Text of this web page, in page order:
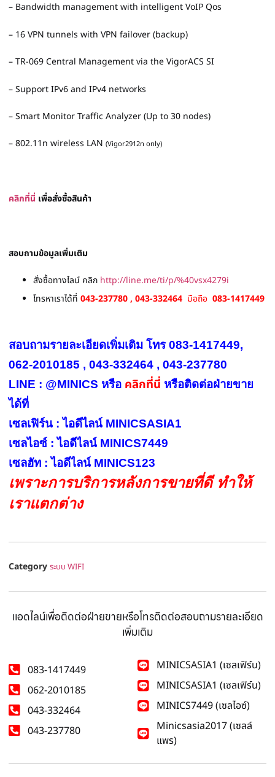
– Bandwidth management with intelligent VoIP Qos
– 16 VPN tunnels with VPN failover (backup)
– TR-069 Central Management via the VigorACS SI
– Support IPv6 and IPv4 networks
– Smart Monitor Traffic Analyzer (Up to 30 nodes)
– 802.11n wireless LAN (Vigor2912n only)
คลิกที่นี่ เพื่อสั่งซื้อสินค้า
สอบถามข้อมูลเพิ่มเติม
สั่งซื้อทางไลน์ คลิก http://line.me/ti/p/%40vsx4279i
โทรหาเราได้ที่ 043-237780 , 043-332464 มือถือ 083-1417449
สอบถามรายละเอียดเพิ่มเติม โทร 083-1417449,
062-2010185 , 043-332464 , 043-237780
LINE : @MINICS หรือ คลิกที่นี่ หรือติดต่อฝ่ายขาย
ได้ที่
เซลเฟิร์น : ไอดีไลน์ MINICSASIA1
เซลไอซ์ : ไอดีไลน์ MINICS7449
เซลฮัท : ไอดีไลน์ MINICS123
เพราะการบริการหลังการขายที่ดี ทำให้
เราแตกต่าง
Category ระบบ WIFI
แอดไลน์เพื่อติดต่อฝ่ายขายหรือโทรติดต่อสอบถามรายละเอียด
เพิ่มเติม
083-1417449
062-2010185
043-332464
043-237780
MINICSASIA1 (เซลเฟิร์น)
MINICSASIA1 (เซลเฟิร์น)
MINICS7449 (เซลไอซ์)
Minicsasia2017 (เซลล์
แพร)